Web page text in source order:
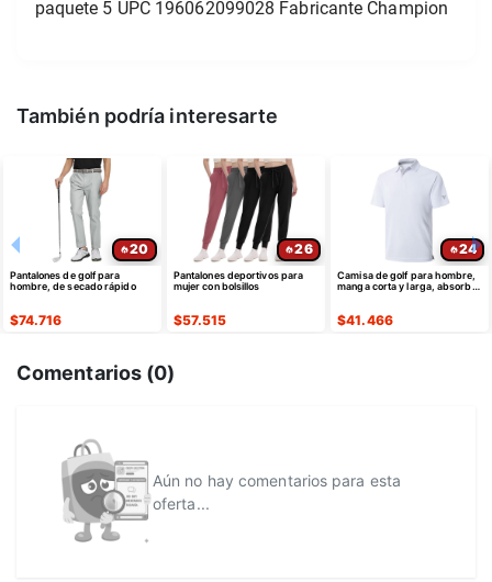
paquete 5 UPC 196062099028 Fabricante Champion
También podría interesarte
20
Pantalones de golf para
hombre, de secado rápido
$74.716
26
Pantalones deportivos para
mujer con bolsillos
$57.515
24
Camisa de golf para hombre,
manga corta y larga, absorbe
$41.466
Comentarios (0)
Aún no hay comentarios para esta
oferta...